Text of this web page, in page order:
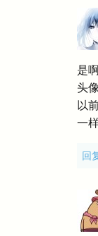
是
头
以
一
回